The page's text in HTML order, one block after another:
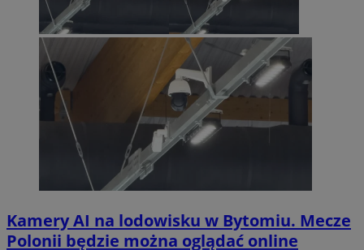
Kamery AI na lodowisku w Bytomiu. Mecze
Polonii będzie można oglądać online